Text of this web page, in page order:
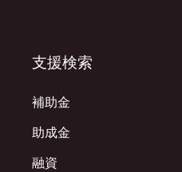
支援検索
補助金
助成金
融資